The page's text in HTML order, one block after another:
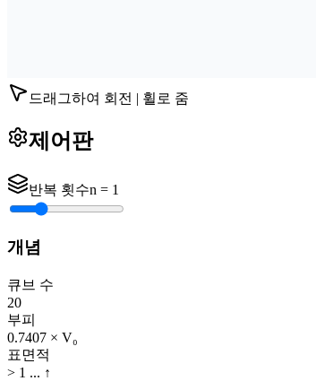
드래그하여 회전 | 휠로 줌
제어판
반복 횟수n = 1
개념
큐브 수
20
부피
0.7407 × V₀
표면적
> 1 ... ↑